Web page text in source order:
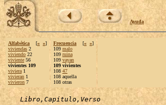
Ayuda
Alfabética [« »]
viviendas 2
viviendo 22
viviente 56
vivientes 109
viviera 1
vivieran 1
vivieron 7
Frecuencia [« »]
109 malo
109 ruina
109 vayan
109 vivientes
108 47
108 aquella
108 otras
Libro,Capítulo,Verso